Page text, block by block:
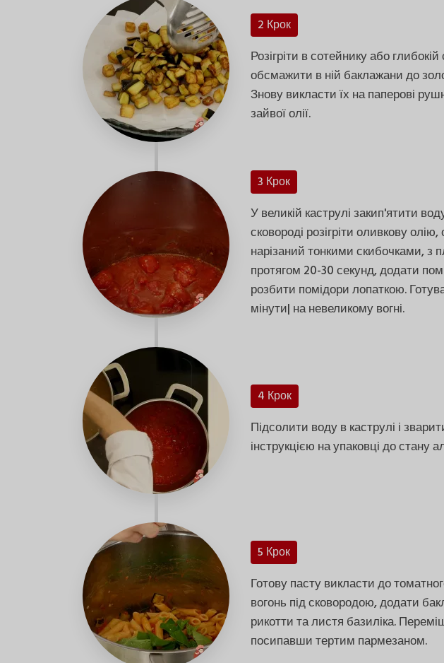
2 Крок
Розігріти в сотейнику або глибокій
обсмажити в ній баклажани до
Знову викласти їх на паперові
зайвої олії.
3 Крок
У великій каструлі закип'ятити
сковороді розігріти оливкову
нарізаний тонкими скибочками, з
протягом 20-30 секунд, додати
розбити помідори лопаткою.
мінути| на невеликому вогні.
4 Крок
Підсолити воду в каструлі і
інструкцією на упаковці до стану
5 Крок
Готову пасту викласти до
вогонь під сковородою, додати
рикотти та листя базиліка.
посипавши тертим пармезаном.